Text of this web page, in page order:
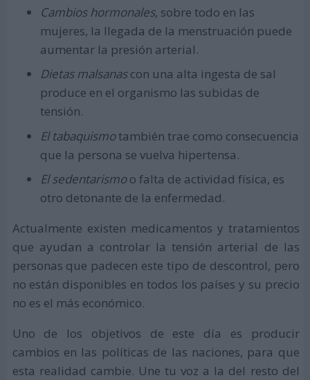
Cambios hormonales, sobre todo en las
mujeres, la llegada de la menstruación puede
aumentar la presión arterial.
Dietas malsanascon una alta ingesta de sal
produce en el organismo las subidas de
tensión.
El tabaquismotambién trae como consecuencia
que la persona se vuelva hipertensa.
El sedentarismoo falta de actividad física, es
otro detonante de la enfermedad.
Actualmente existen medicamentos y tratamientos
que ayudan a controlar la tensión arterial de las
personas que padecen este tipo de descontrol, pero
no están disponibles en todos los países y su precio
no es el más económico.
Uno de los objetivos de este día es producir
cambios en las políticas de las naciones, para que
esta realidad cambie. Une tu voz a la del resto del